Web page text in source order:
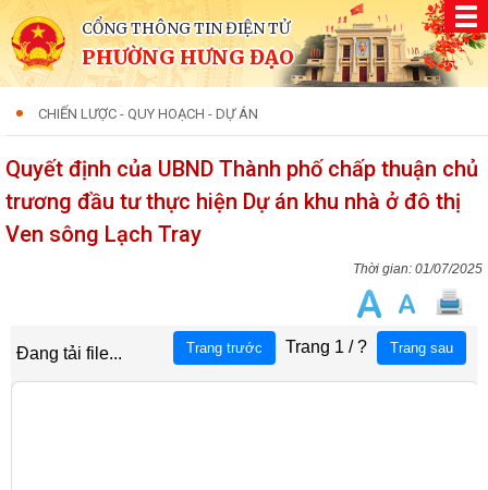
CỔNG THÔNG TIN ĐIỆN TỬ
PHƯỜNG HƯNG ĐẠO
CHIẾN LƯỢC - QUY HOẠCH - DỰ ÁN
Quyết định của UBND Thành phố chấp thuận chủ
trương đầu tư thực hiện Dự án khu nhà ở đô thị
Ven sông Lạch Tray
01/07/2025